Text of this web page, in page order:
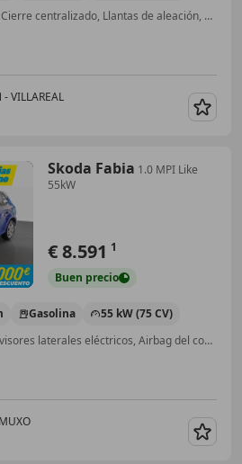
Garantia, Techo solar, ABS, Cierre centralizado, Llantas de aleación, Airbag del conductor, Faros antiniebla, CD
VILLAREAL
Skoda Fabia 1.0 MPI Like
55kW
€ 8.591 1
Buen precio
Gasolina
55 kW (75 CV)
Volante multifunción, Retrovisores laterales eléctricos, Airbag del conductor, Bluetooth, Aire Acondicionado, Llantas de aleación, Airbags laterales, Cierre centralizado